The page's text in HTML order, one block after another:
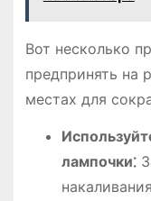
Вот несколько
предпринять на
местах для
лампочки⁚